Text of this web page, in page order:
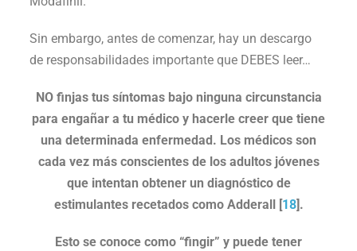
Sin embargo, antes de comenzar, hay un descargo
de responsabilidades importante que DEBES leer…
NO finjas tus síntomas bajo ninguna circunstancia
para engañar a tu médico y hacerle creer que tiene
una determinada enfermedad. Los médicos son
cada vez más conscientes de los adultos jóvenes
que intentan obtener un diagnóstico de
estimulantes recetados como Adderall [18].
Esto se conoce como “fingir” y puede tener